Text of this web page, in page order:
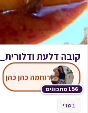
קובה דלעת
156 מתכונים
רוחמה כהן כהן
בשרי